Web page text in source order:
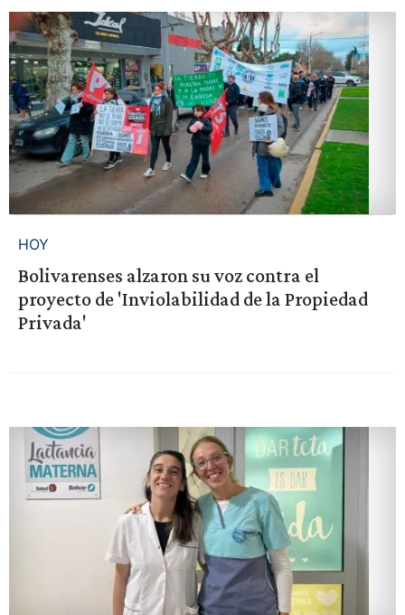
HOY
Bolivarenses alzaron su voz contra el
proyecto de 'Inviolabilidad de la Propiedad
Privada'